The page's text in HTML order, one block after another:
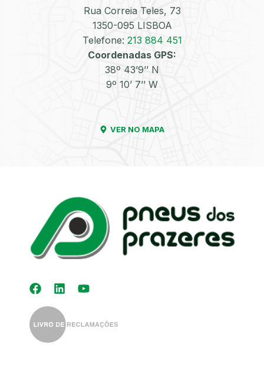
Rua Correia Teles, 73
1350-095 LISBOA
Telefone: 213 884 451
Coordenadas GPS:
38º 43’9’’ N
9º 10’ 7’’ W
VER NO MAPA
Rodas
Jantes
Kit Distribuição
Diagnóstico
Auto-Rádios